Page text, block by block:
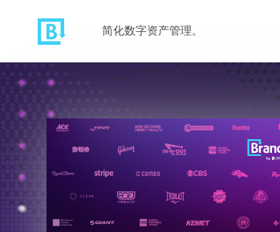
简化数字资产管理。